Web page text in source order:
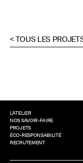
< TOUS LES
L’ATELIER
NOS SAVOIR-FAIRE
PROJETS
ÉCO-RESPONSABILITÉ
RECRUTEMENT